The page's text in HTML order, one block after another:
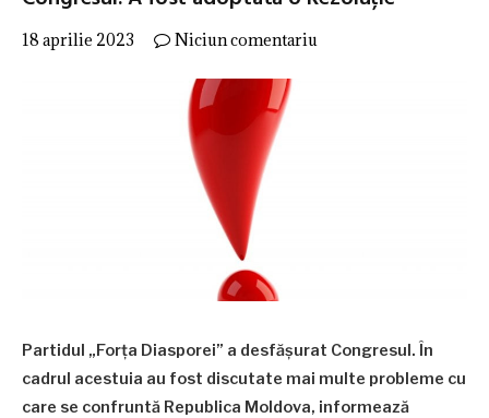
18 aprilie 2023 Niciun comentariu
Partidul „Forța Diasporei” a desfășurat Congresul. În
cadrul acestuia au fost discutate mai multe probleme cu
care se confruntă Republica Moldova, informează